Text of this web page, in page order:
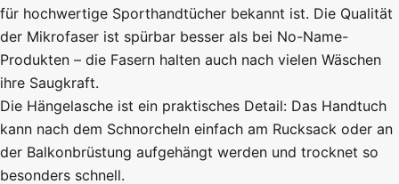
für hochwertige Sporthandtücher bekannt ist. Die Qualität
der Mikrofaser ist spürbar besser als bei No-Name-
Produkten – die Fasern halten auch nach vielen Wäschen
ihre Saugkraft.
Die Hängelasche ist ein praktisches Detail: Das Handtuch
kann nach dem Schnorcheln einfach am Rucksack oder an
der Balkonbrüstung aufgehängt werden und trocknet so
besonders schnell.